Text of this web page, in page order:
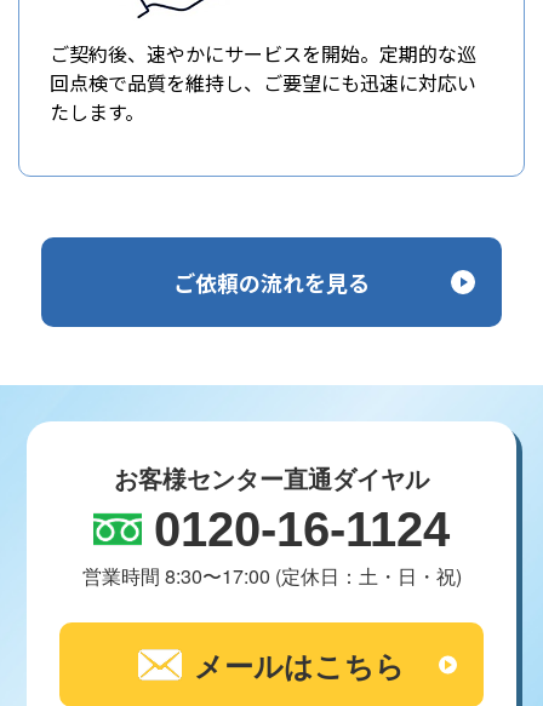
ご契約後、速やかにサービスを開始。定期的な巡
回点検で品質を維持し、ご要望にも迅速に対応い
たします。
ご依頼の流れを見る
お客様センター直通ダイヤル
0120-16-1124
営業時間 8:30〜17:00 (定休日：土・日・祝)
メールはこちら